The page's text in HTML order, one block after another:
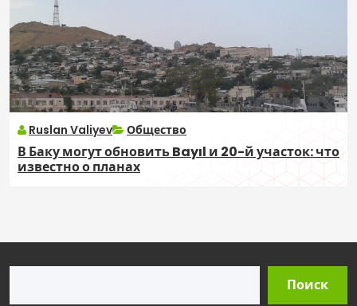
Ruslan Valiyev Общество
В Баку могут обновить Bayıl и 20-й участок: что
известно о планах
Поиск